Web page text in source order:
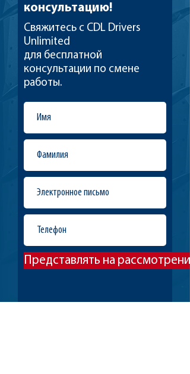
консультацию!
Свяжитесь с CDL Drivers
Unlimited
для бесплатной
консультации по смене
работы.
Представлять на